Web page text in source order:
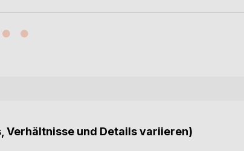
Verhältnisse und Details variieren)